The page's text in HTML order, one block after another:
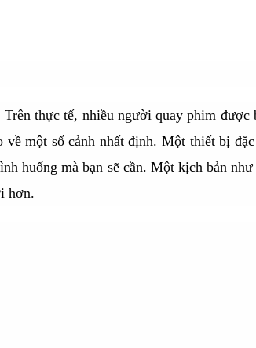
Trên thực tế, nhiều người quay phim được
một số cảnh nhất định. Một thiết bị
huống mà bạn sẽ cần. Một kịch bản như
hơn.